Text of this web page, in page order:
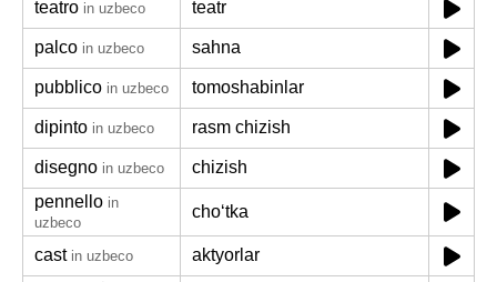
teatro in uzbeco teatr
palco in uzbeco sahna
pubblico in uzbeco tomoshabinlar
dipinto in uzbeco rasm chizish
disegno in uzbeco
chizish
pennello in
uzbeco
choʻtka
cast in uzbeco
aktyorlar